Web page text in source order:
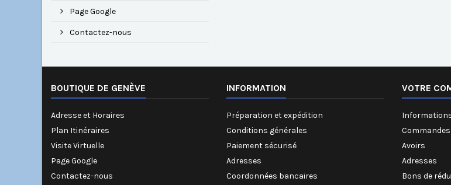
Page Google
Contactez-nous
BOUTIQUE DE GENÈVE
Adresse et Horaires
Plan Itinéraires
Visite Virtuelle
Page Google
Contactez-nous
INFORMATION
Préparation et expédition
Conditions générales
Paiement sécurisé
Adresses
Coordonnées bancaires
VOTRE
Commandes
Avoirs
Adresses
Bons de